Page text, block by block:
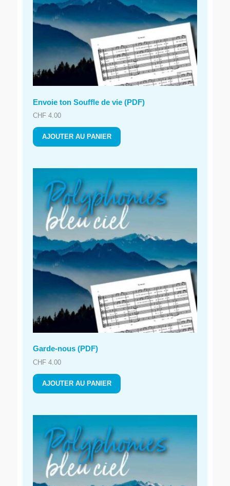
Envoie ton Souffle de vie (PDF)
CHF 4.00
AJOUTER AU PANIER
Garde-nous (PDF)
CHF 4.00
AJOUTER AU PANIER